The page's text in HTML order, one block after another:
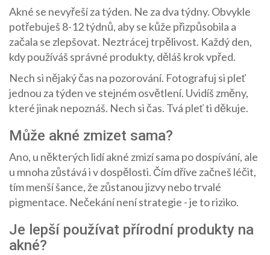
Akné se nevyřeší za týden. Ne za dva týdny. Obvykle
potřebuješ 8-12 týdnů, aby se kůže přizpůsobila a
začala se zlepšovat. Neztrácej trpělivost. Každý den,
kdy používáš správné produkty, děláš krok vpřed.
Nech si nějaký čas na pozorování. Fotografuj si pleť
jednou za týden ve stejném osvětlení. Uvidíš změny,
které jinak nepoznáš. Nech si čas. Tvá pleť ti děkuje.
Může akné zmizet sama?
Ano, u některých lidí akné zmizí sama po dospívání, ale
u mnoha zůstává i v dospělosti. Čím dříve začneš léčit,
tím menší šance, že zůstanou jizvy nebo trvalé
pigmentace. Nečekání není strategie - je to riziko.
Je lepší používat přírodní produkty na
akné?